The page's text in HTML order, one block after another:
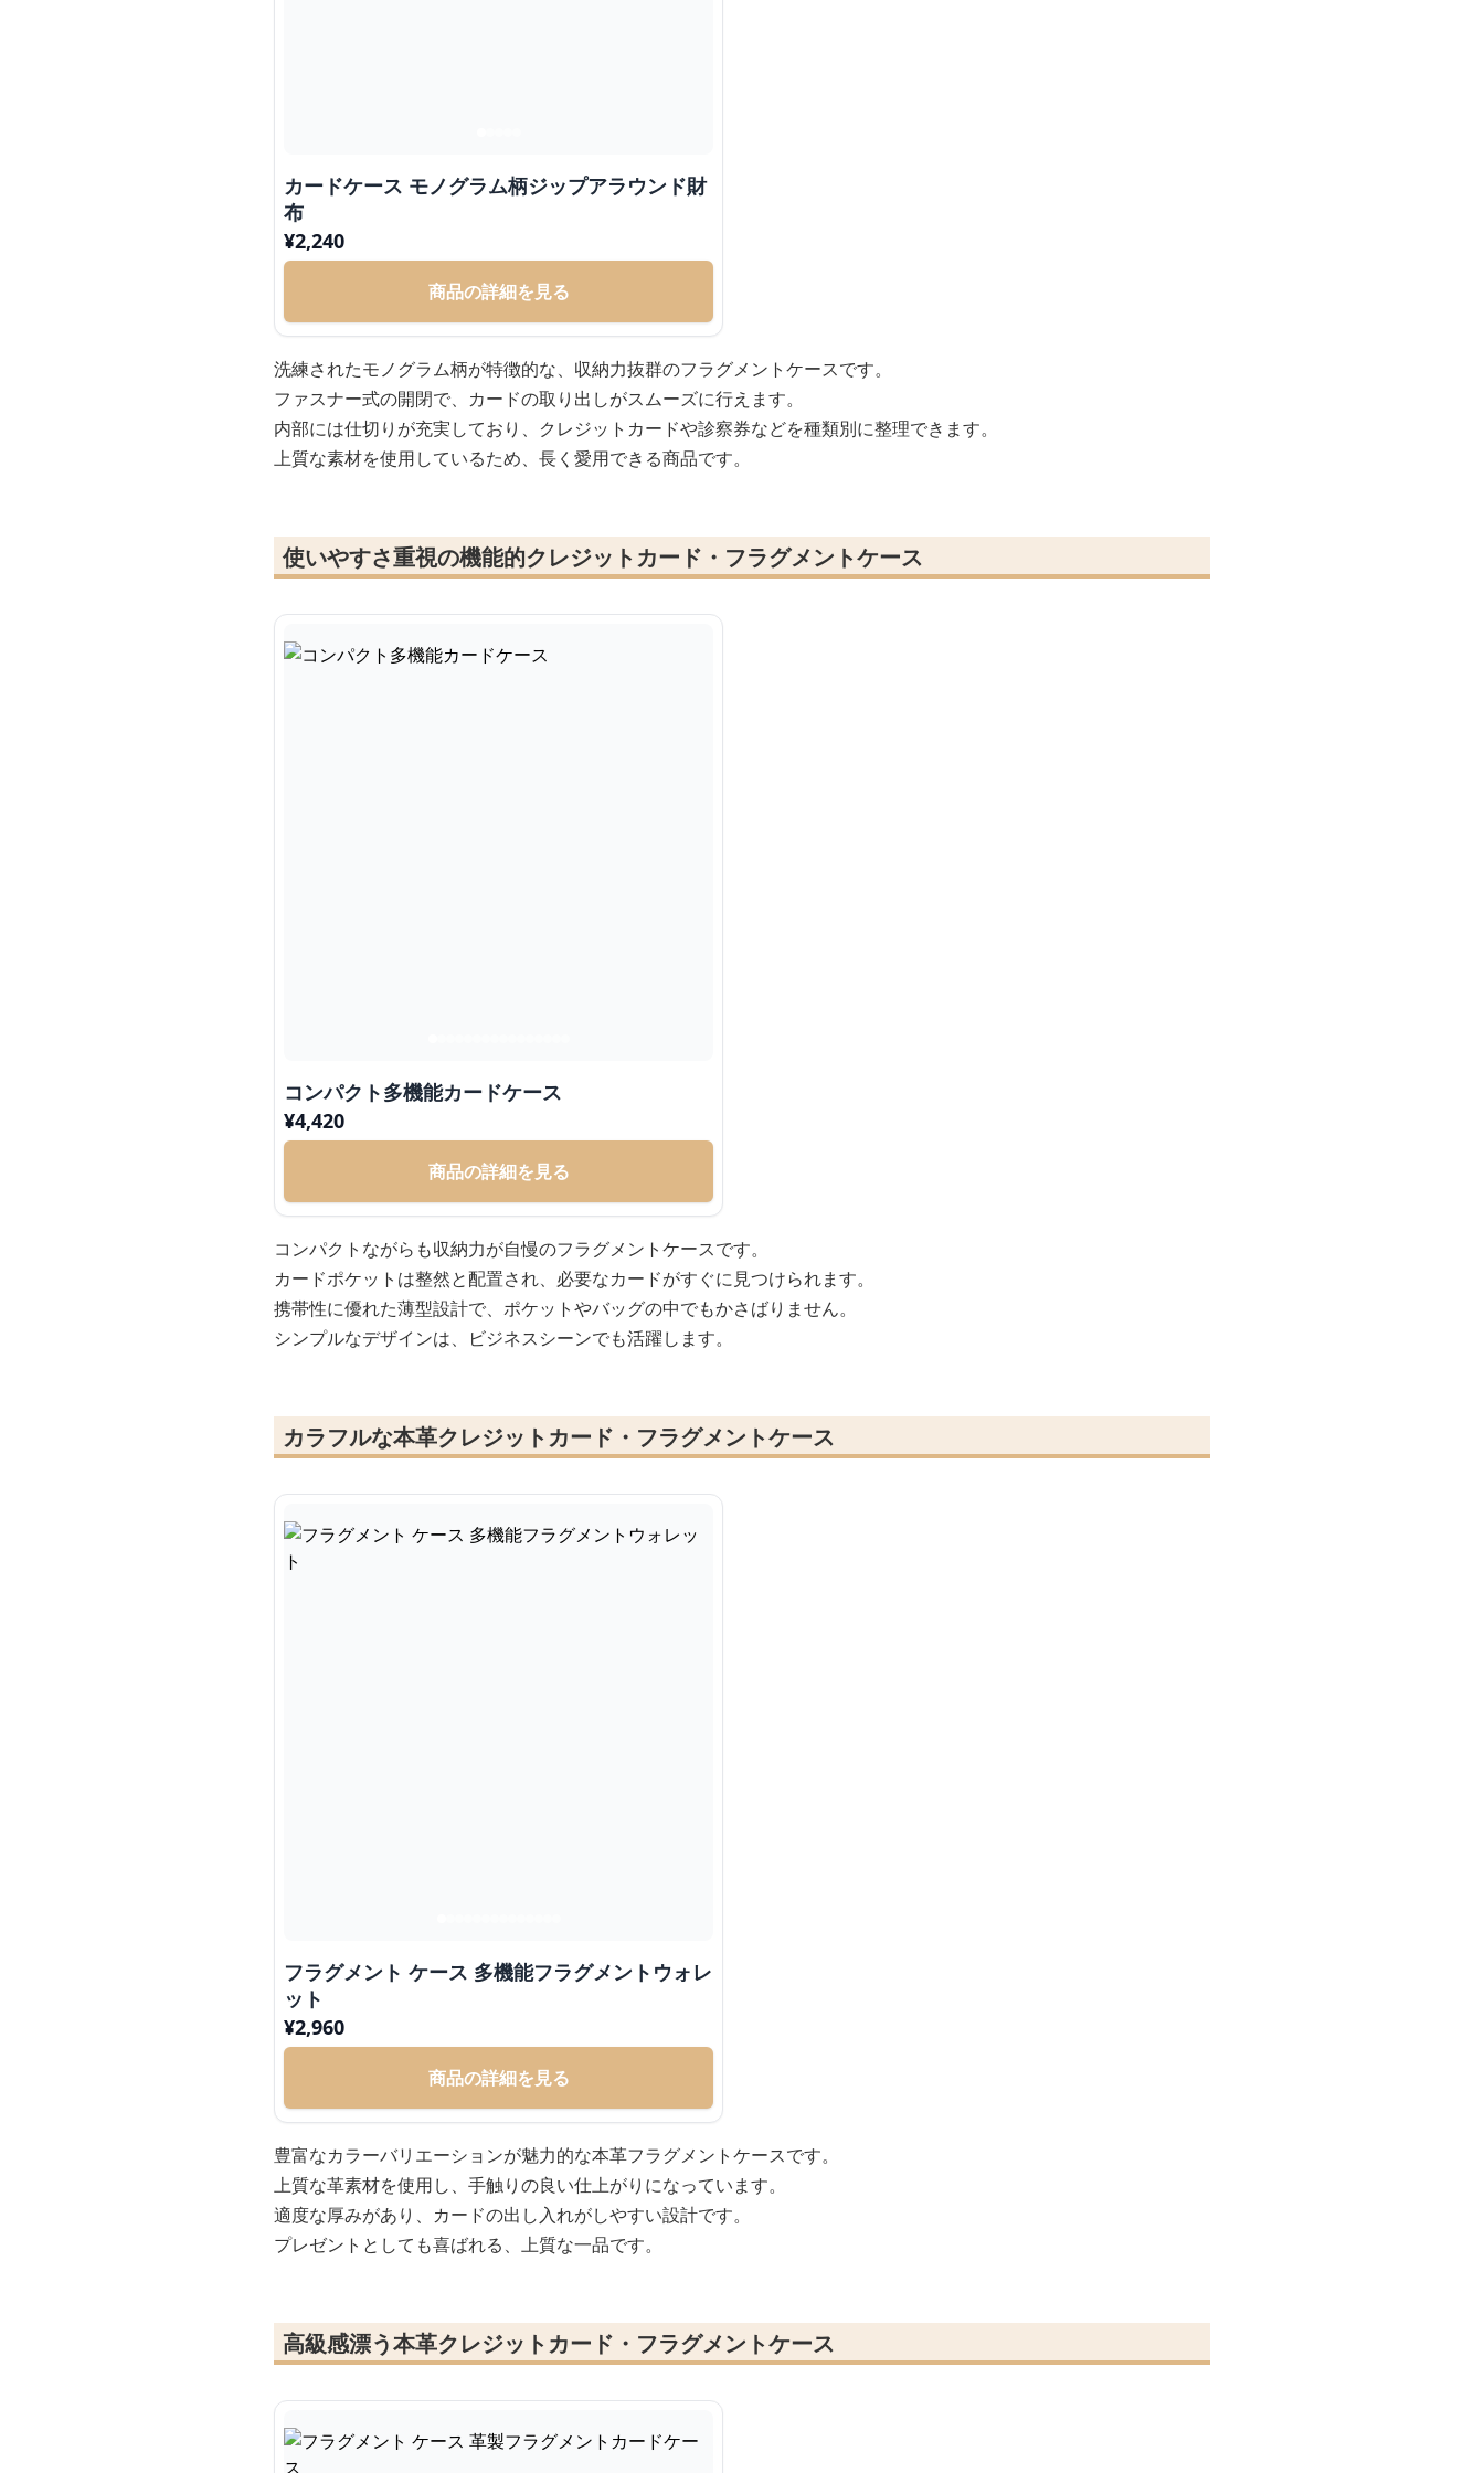
カードケース モノグラム柄ジップアラウンド財
布
¥2,240
商品の詳細を見る
洗練されたモノグラム柄が特徴的な、収納力抜群のフラグメントケースです。
ファスナー式の開閉で、カードの取り出しがスムーズに行えます。
内部には仕切りが充実しており、クレジットカードや診察券などを種類別に整理できます。
上質な素材を使用しているため、長く愛用できる商品です。
使いやすさ重視の機能的クレジットカード・フラグメントケース
コンパクト多機能カードケース
¥4,420
商品の詳細を見る
コンパクトながらも収納力が自慢のフラグメントケースです。
カードポケットは整然と配置され、必要なカードがすぐに見つけられます。
携帯性に優れた薄型設計で、ポケットやバッグの中でもかさばりません。
シンプルなデザインは、ビジネスシーンでも活躍します。
カラフルな本革クレジットカード・フラグメントケース
フラグメント ケース 多機能フラグメントウォレ
ット
¥2,960
商品の詳細を見る
豊富なカラーバリエーションが魅力的な本革フラグメントケースです。
上質な革素材を使用し、手触りの良い仕上がりになっています。
適度な厚みがあり、カードの出し入れがしやすい設計です。
プレゼントとしても喜ばれる、上質な一品です。
高級感漂う本革クレジットカード・フラグメントケース